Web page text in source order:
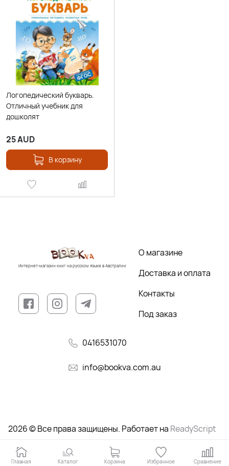
Логопедический букварь.
Отличный учебник для
дошколят
25AUD
В корзину
Интернет-магазин книг на русском языке в Австралии
О магазине
Доставка и оплата
Контакты
Под заказ
0416531070
info@bookva.com.au
2026 © Все права защищены. Работает на ReadyScript
Главная Каталог Корзина Избранное Сравнение